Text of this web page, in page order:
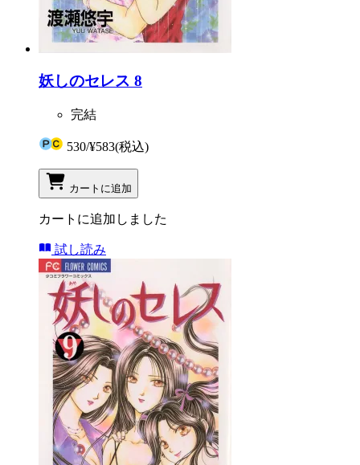
妖しのセレス 8
完結
530/¥583(税込)
カートに追加
カートに追加しました
試し読み